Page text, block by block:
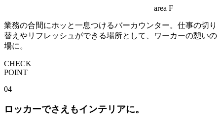
area F
業務の合間にホッと一息つけるバーカウンター。仕事の切り
替えやリフレッシュができる場所として、ワーカーの憩いの
場に。
CHECK
POINT
04
ロッカーでさえもインテリアに。